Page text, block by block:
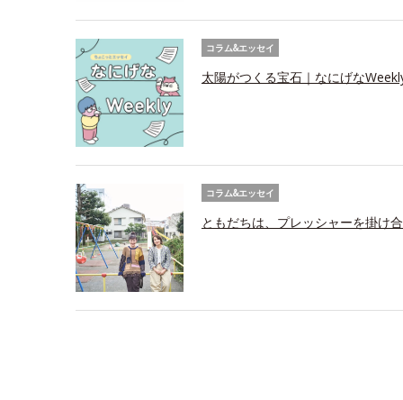
コラム&エッセイ
太陽がつくる宝石｜なにげな
コラム&エッセイ
ともだちは、プレッシャーを掛け